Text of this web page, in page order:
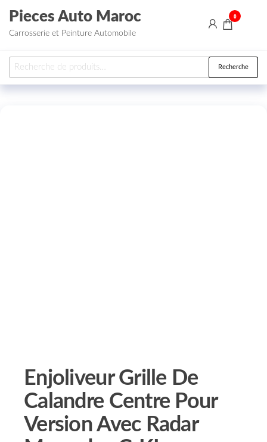
Aller au contenu
Pieces Auto Maroc
Carrosserie et Peinture Automobile
0
Recherche pour : Recherche
Enjoliveur Grille De
Calandre Centre Pour
Version Avec Radar